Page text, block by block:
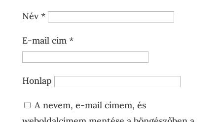
Név*
E-mail cím *
Honlap
A nevem, e-mail címem, és